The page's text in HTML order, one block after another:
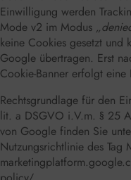
Einwilligung werden
Mode v2 im Modus
keine Cookies gesetzt und
Google übertragen. Erst
Cookie-Banner erfolgt eine
Rechtsgrundlage für den
lit. a DSGVO i.V.m. § 25
von Google finden Sie
Nutzungsrichtlinie des Tag